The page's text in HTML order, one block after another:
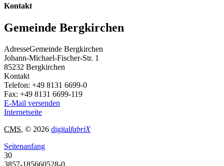
Kontakt
Gemeinde Bergkirchen
AdresseGemeinde Bergkirchen
Johann-Michael-Fischer-Str. 1
85232 Bergkirchen
Kontakt
Telefon: +49 8131 6699-0
Fax: +49 8131 6699-119
E-Mail versenden
Internetseite
CMS, © 2026 digitalfabriX
Seitenanfang
30